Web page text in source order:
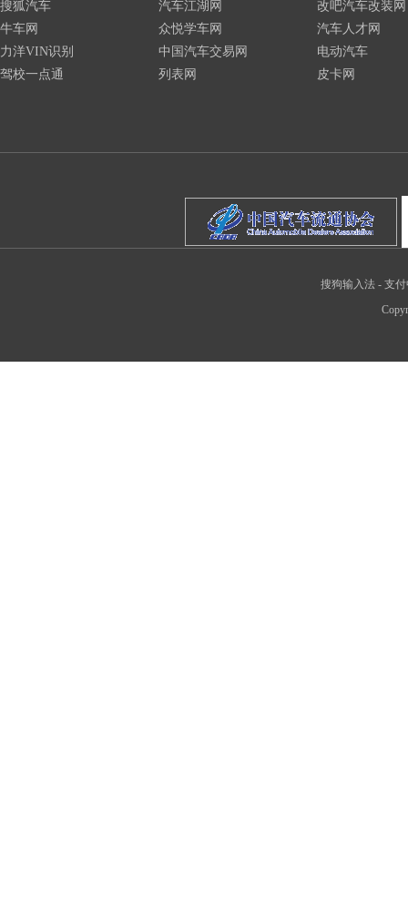
搜狐汽车
牛车网
力洋VIN识别
驾校一点通
汽车江湖网
众悦学车网
中国汽车交易网
列表网
改吧汽车改装网
汽车人才网
电动汽车
皮卡网
搜狗输入法- 支